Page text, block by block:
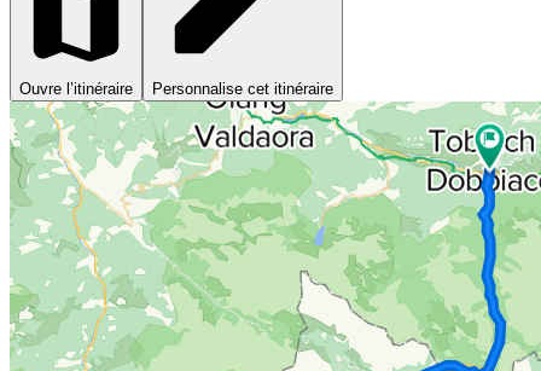
Ouvre l’itinéraire Personnalise cet itinéraire